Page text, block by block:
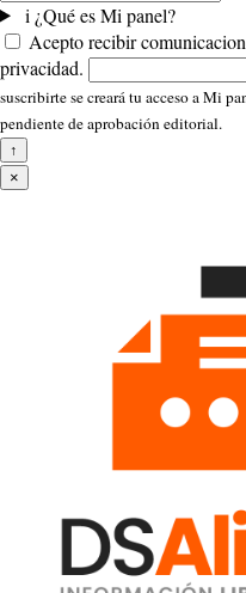
i ¿Qué es Mi panel?
Acepto recibir
privacidad.
suscribirte se creará tu acceso a Mi
pendiente de aprobación editorial.
↑
×